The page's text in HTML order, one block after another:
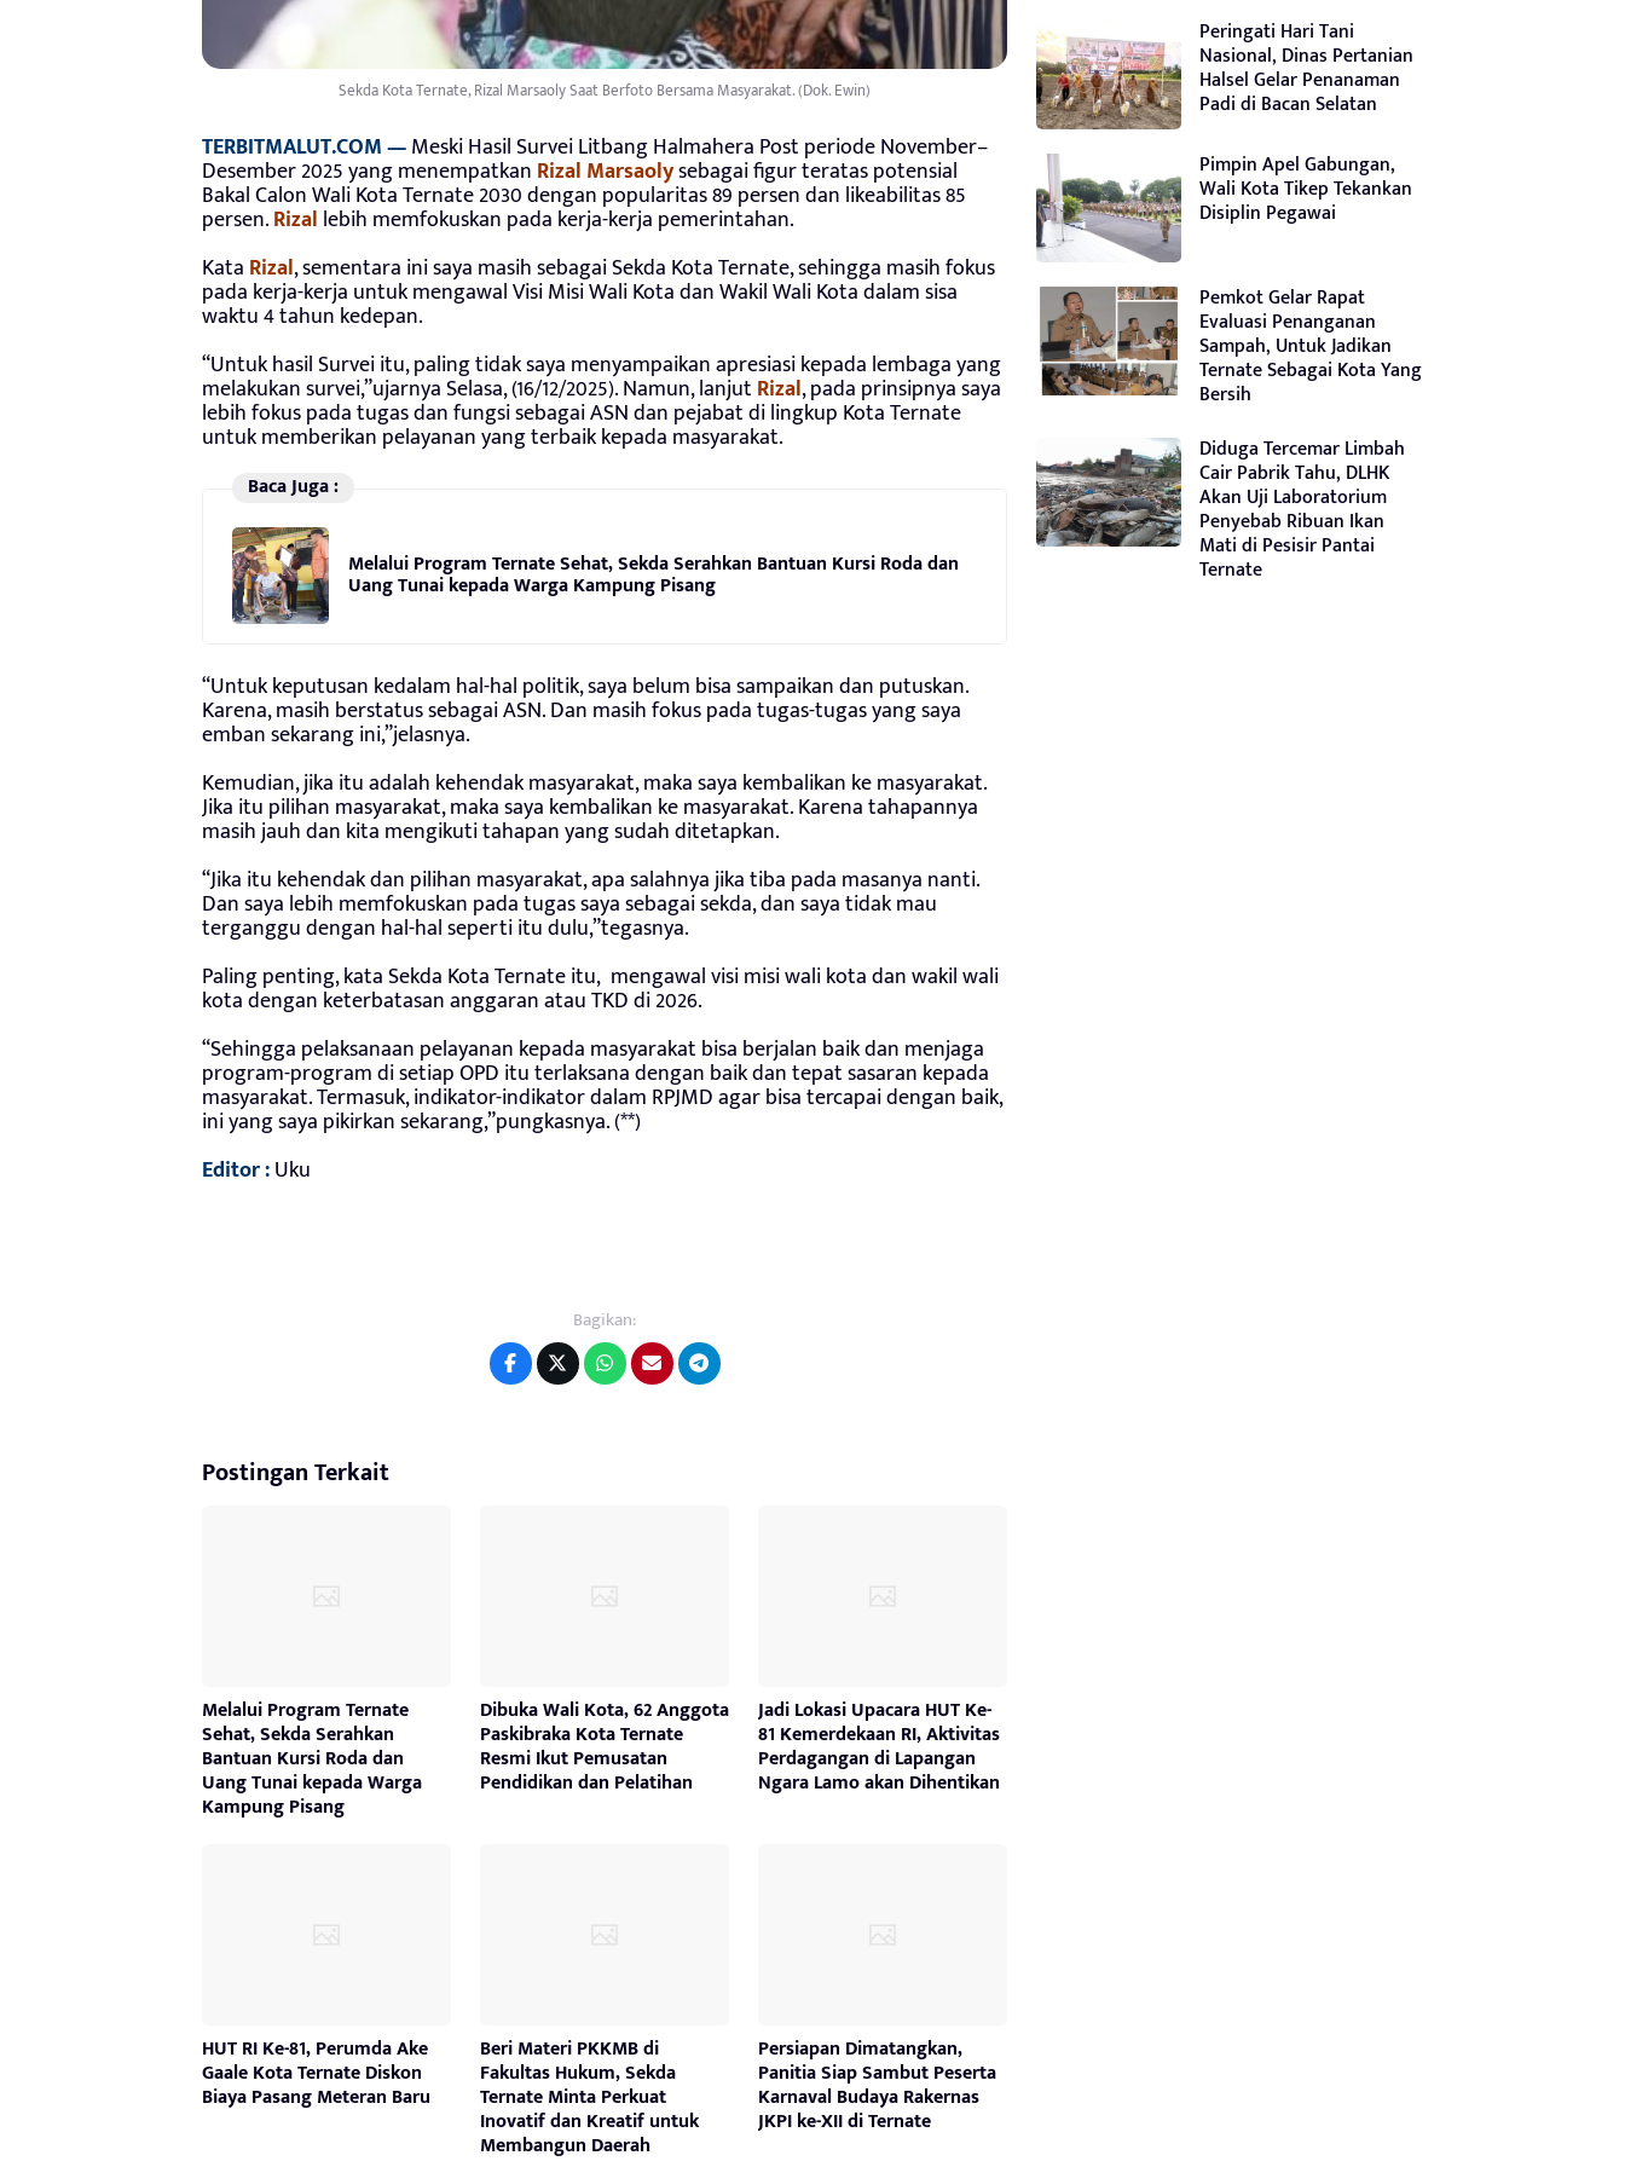
Sekda Kota Ternate, Rizal Marsaoly Saat Berfoto Bersama Masyarakat. (Dok. Ewin)
TERBITMALUT.COM —Meski Hasil Survei Litbang Halmahera Post periode November–
Desember 2025 yang menempatkan Rizal Marsaolysebagai figur teratas potensial
Bakal Calon Wali Kota Ternate 2030 dengan popularitas 89 persen dan likeabilitas 85
persen.Rizal lebih memfokuskan pada kerja-kerja pemerintahan.
Kata Rizal, sementara ini saya masih sebagai Sekda Kota Ternate, sehingga masih fokus
pada kerja-kerja untuk mengawal Visi Misi Wali Kota dan Wakil Wali Kota dalam sisa
waktu 4 tahun kedepan.
“Untuk hasil Survei itu, paling tidak saya menyampaikan apresiasi kepada lembaga yang
melakukan survei,”ujarnya Selasa, (16/12/2025). Namun, lanjut Rizal, pada prinsipnya saya
lebih fokus pada tugas dan fungsi sebagai ASN dan pejabat di lingkup Kota Ternate
untuk memberikan pelayanan yang terbaik kepada masyarakat.
Baca Juga :
Melalui Program Ternate Sehat, Sekda Serahkan Bantuan Kursi Roda dan
Uang Tunai kepada Warga Kampung Pisang
“Untuk keputusan kedalam hal-hal politik, saya belum bisa sampaikan dan putuskan.
Karena, masih berstatus sebagai ASN. Dan masih fokus pada tugas-tugas yang saya
emban sekarang ini,”jelasnya.
Kemudian, jika itu adalah kehendak masyarakat, maka saya kembalikan ke masyarakat.
Jika itu pilihan masyarakat, maka saya kembalikan ke masyarakat. Karena tahapannya
masih jauh dan kita mengikuti tahapan yang sudah ditetapkan.
“Jika itu kehendak dan pilihan masyarakat, apa salahnya jika tiba pada masanya nanti.
Dan saya lebih memfokuskan pada tugas saya sebagai sekda, dan saya tidak mau
terganggu dengan hal-hal seperti itu dulu,”tegasnya.
Paling penting, kata Sekda Kota Ternate itu, mengawal visi misi wali kota dan wakil wali
kota dengan keterbatasan anggaran atau TKD di 2026.
“Sehingga pelaksanaan pelayanan kepada masyarakat bisa berjalan baik dan menjaga
program-program di setiap OPD itu terlaksana dengan baik dan tepat sasaran kepada
masyarakat. Termasuk, indikator-indikator dalam RPJMD agar bisa tercapai dengan baik,
ini yang saya pikirkan sekarang,”pungkasnya. (**)
Editor :Uku
Bagikan:
Postingan Terkait
Melalui Program Ternate
Sehat, Sekda Serahkan
Bantuan Kursi Roda dan
Uang Tunai kepada Warga
Kampung Pisang
Dibuka Wali Kota, 62 Anggota
Paskibraka Kota Ternate
Resmi Ikut Pemusatan
Pendidikan dan Pelatihan
Jadi Lokasi Upacara HUT Ke-
81 Kemerdekaan RI, Aktivitas
Perdagangan di Lapangan
Ngara Lamo akan Dihentikan
HUT RI Ke-81, Perumda Ake
Gaale Kota Ternate Diskon
Biaya Pasang Meteran Baru
Beri Materi PKKMB di
Fakultas Hukum, Sekda
Ternate Minta Perkuat
Inovatif dan Kreatif untuk
Membangun Daerah
Persiapan Dimatangkan,
Panitia Siap Sambut Peserta
Karnaval Budaya Rakernas
JKPI ke-XII di Ternate
Peringati Hari Tani
Nasional, Dinas Pertanian
Halsel Gelar Penanaman
Padi di Bacan Selatan
Pimpin Apel Gabungan,
Wali Kota Tikep Tekankan
Disiplin Pegawai
Pemkot Gelar Rapat
Evaluasi Penanganan
Sampah, Untuk Jadikan
Ternate Sebagai Kota Yang
Bersih
Diduga Tercemar Limbah
Cair Pabrik Tahu, DLHK
Akan Uji Laboratorium
Penyebab Ribuan Ikan
Mati di Pesisir Pantai
Ternate